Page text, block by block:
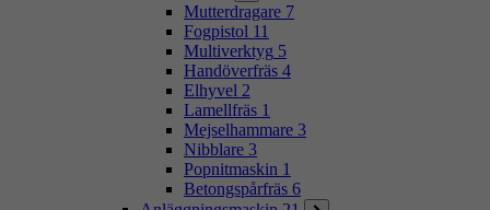
Mutterdragare 7
Fogpistol 11
Multiverktyg 5
Handöverfräs 4
Elhyvel 2
Lamellfräs 1
Mejselhammare 3
Nibblare 3
Popnitmaskin 1
Betongspårfräs 6